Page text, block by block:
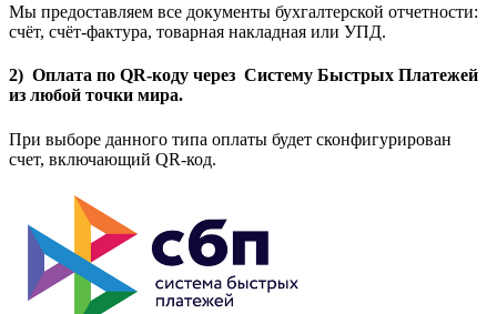
Мы предоставляем все документы бухгалтерской отчетности:
счёт, счёт-фактура, товарная накладная или УПД.
2) Оплата по QR-коду через Систему Быстрых Платежей
из любой точки мира.
При выборе данного типа оплаты будет сконфигурирован
счет, включающий QR-код.